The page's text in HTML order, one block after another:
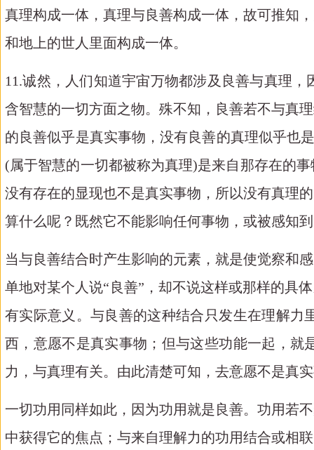
真理构成一体，真理与良善构成一体，故可推知
和地上的世人里面构成一体。
11.诚然，人们知道宇宙万物都涉及良善与真理
含智慧的一切方面之物。殊不知，良善若不与真
的良善似乎是真实事物，没有良善的真理似乎也
(属于智慧的一切都被称为真理)是来自那存在的
没有存在的显现也不是真实事物，所以没有真理
算什么呢？既然它不能影响任何事物，或被感知
当与良善结合时产生影响的元素，就是使觉察和
单地对某个人说“良善”，却不说这样或那样的具
有实际意义。与良善的这种结合只发生在理解
西，意愿不是真实事物；但与这些功能一起，
力，与真理有关。由此清楚可知，去意愿不是真
一切功用同样如此，因为功用就是良善。功用若
中获得它的焦点；与来自理解力的功用结合或相